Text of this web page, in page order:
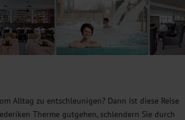
Alltag zu entschleunigen? Dann ist diese Reise
Therme gutgehen, schlendern Sie durch